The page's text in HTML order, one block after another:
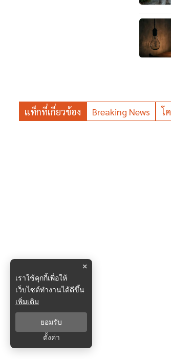
แท็กที่เกี่ยวข้อง Breaking News โ
×
เราใช้คุกกี้เพื่อให้
เว็บไซต์ทำงานได้ดีขึ้น
เพิ่มเติม
ยอมรับ
ตั้งค่า